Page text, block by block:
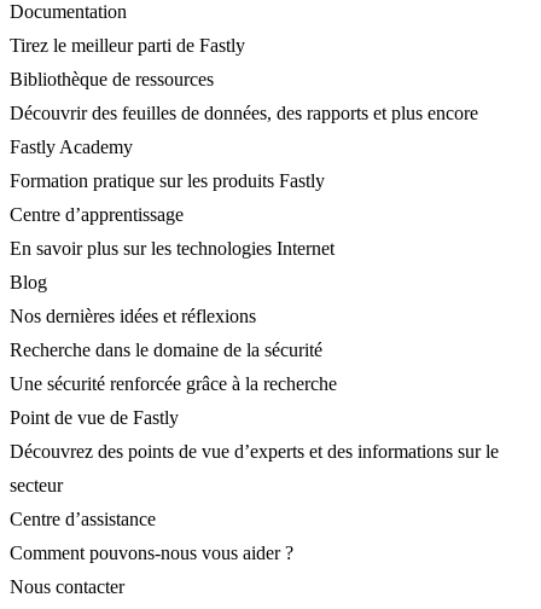
Documentation
Tirez le meilleur parti de Fastly
Bibliothèque de ressources
Découvrir des feuilles de données, des rapports et plus encore
Fastly Academy
Formation pratique sur les produits Fastly
Centre d’apprentissage
En savoir plus sur les technologies Internet
Blog
Nos dernières idées et réflexions
Recherche dans le domaine de la sécurité
Une sécurité renforcée grâce à la recherche
Point de vue de Fastly
Découvrez des points de vue d’experts et des informations sur le
secteur
Centre d’assistance
Comment pouvons-nous vous aider ?
Nous contacter